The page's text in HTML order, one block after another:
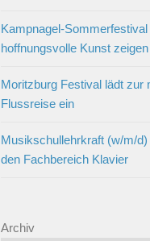
Kampnagel-Sommerfestival
hoffnungsvolle Kunst zeigen
Moritzburg Festival lädt zur
Flussreise ein
Musikschullehrkraft (w/m/d)
den Fachbereich Klavier
Archiv